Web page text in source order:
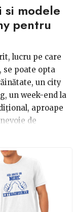
vor da un plus
este
se simt
își doresc o
de decor,
modele
pentru
lucru pe care
se poate opta
un city
un week-end la
aproape
de
fi soluționat
specific
în
amuzante,
de neuitat.